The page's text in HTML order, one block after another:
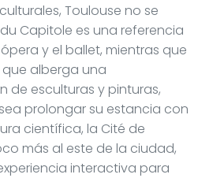
Toulouse no se
Capitole es una referencia
y el ballet, mientras que
que alberga una
de esculturas y pinturas,
prolongar su estancia con
científica, la Cité de
más al este de la ciudad,
interactiva para